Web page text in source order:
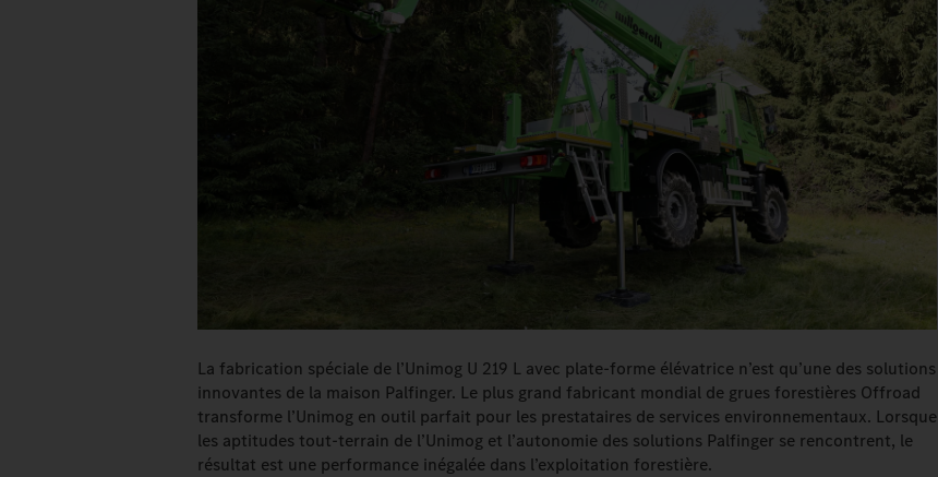
La fabrication spéciale de l’Unimog U 219 L avec plate-forme élévatrice n’est qu’une des solutions
innovantes de la maison Palfinger. Le plus grand fabricant mondial de grues forestières Offroad
transforme l’Unimog en outil parfait pour les prestataires de services environnementaux. Lorsque
les aptitudes tout-terrain de l’Unimog et l’autonomie des solutions Palfinger se rencontrent, le
résultat est une performance inégalée dans l’exploitation forestière.